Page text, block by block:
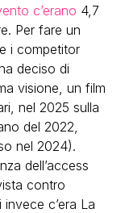
c’erano 4,7
Per fare un
i competitor
deciso di
visione, un film
nel 2025 sulla
del 2022,
nel 2024).
dell’access
contro
c’era La